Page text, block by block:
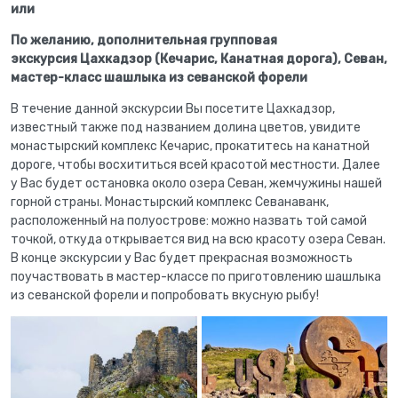
или
По желанию, дополнительная групповая
экскурсия Цахкадзор (Кечарис, Канатная дорога), Севан,
мастер-класс шашлыка из севанской форели
В течение данной экскурсии Вы посетите Цахкадзор,
известный также под названием долина цветов, увидите
монастырский комплекс Кечарис, прокатитесь на канатной
дороге, чтобы восхититься всей красотой местности. Далее
у Вас будет остановка около озера Севан, жемчужины нашей
горной страны. Монастырский комплекс Севанаванк,
расположенный на полуострове: можно назвать той самой
точкой, откуда открывается вид на всю красоту озера Севан.
В конце экскурсии у Вас будет прекрасная возможность
поучаствовать в мастер-классе по приготовлению шашлыка
из севанской форели и попробовать вкусную рыбу!